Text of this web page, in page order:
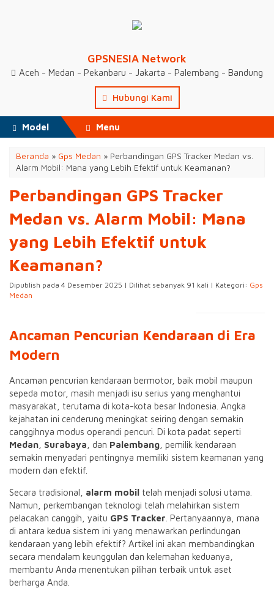
GPSNESIA Network
Aceh - Medan - Pekanbaru - Jakarta - Palembang - Bandung
Hubungi Kami
Model Menu
Beranda » Gps Medan » Perbandingan GPS Tracker Medan vs.
Alarm Mobil: Mana yang Lebih Efektif untuk Keamanan?
Perbandingan GPS Tracker
Medan vs. Alarm Mobil: Mana
yang Lebih Efektif untuk
Keamanan?
Dipublish pada 4 Desember 2025 | Dilihat sebanyak 91 kali | Kategori: Gps
Medan
Ancaman Pencurian Kendaraan di Era
Modern
Ancaman pencurian kendaraan bermotor, baik mobil maupun
sepeda motor, masih menjadi isu serius yang menghantui
masyarakat, terutama di kota-kota besar Indonesia. Angka
kejahatan ini cenderung meningkat seiring dengan semakin
canggihnya modus operandi pencuri. Di kota padat seperti
Medan Surabaya , dan Palembang , pemilik kendaraan
semakin menyadari pentingnya memiliki sistem keamanan yang
modern dan efektif.
Secara tradisional, alarm mobil telah menjadi solusi utama.
Namun, perkembangan teknologi telah melahirkan sistem
pelacakan canggih, yaitu GPS Tracker . Pertanyaannya, mana
di antara kedua sistem ini yang menawarkan perlindungan
kendaraan yang lebih efektif? Artikel ini akan membandingkan
secara mendalam keunggulan dan kelemahan keduanya,
membantu Anda menentukan pilihan terbaik untuk aset
berharga Anda.